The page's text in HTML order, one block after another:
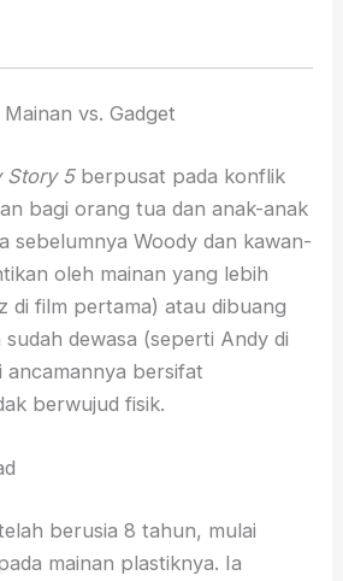
vs. Gadget
Story 5berpusat pada konflik
bagi orang tua dan anak-anak
sebelumnya Woody dan kawan-
oleh mainan yang lebih
di film pertama) atau dibuang
dewasa (seperti Andy di
ancamannya bersifat
berwujud fisik.
berusia 8 tahun, mulai
mainan plastiknya. Ia